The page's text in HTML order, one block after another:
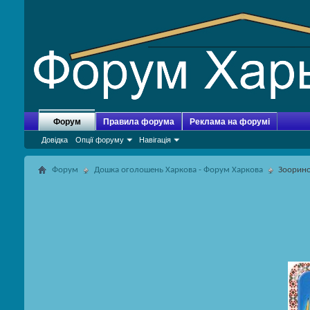
Форум
Довідка Опції форуму Навігація
Правила форума Реклама на форумі
Форум Дошка оголошень Харкова - Форум Харкова